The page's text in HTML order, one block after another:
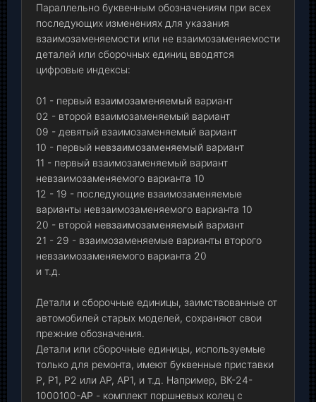
Параллельно буквенным обозначениям при всех
последующих изменениях для указания
взаимозаменяемости или не взаимозаменяемости
деталей или сборочных единиц вводятся
цифровые индексы:
01 - первый взаимозаменяемый вариант
02 - второй взаимозаменяемый вариант
09 - девятый взаимозаменяемый вариант
10 - первый невзаимозаменяемый вариант
11 - первый взаимозаменяемый вариант
невзаимозаменяемого варианта 10
12 - 19 - последующие взаимозаменяемые
варианты невзаимозаменяемого варианта 10
20 - второй невзаимозаменяемый вариант
21 - 29 - взаимозаменяемые варианты второго
невзаимозаменяемого варианта 20
и т.д.
Детали и сборочные единицы, заимствованные от
автомобилей старых моделей, сохраняют свои
прежние обозначения.
Детали или сборочные единицы, используемые
только для ремонта, имеют буквенные приставки
Р, Р1, Р2 или АР, АР1, и т.д. Например, ВК-24-
1000100-АР - комплект поршневых колец с